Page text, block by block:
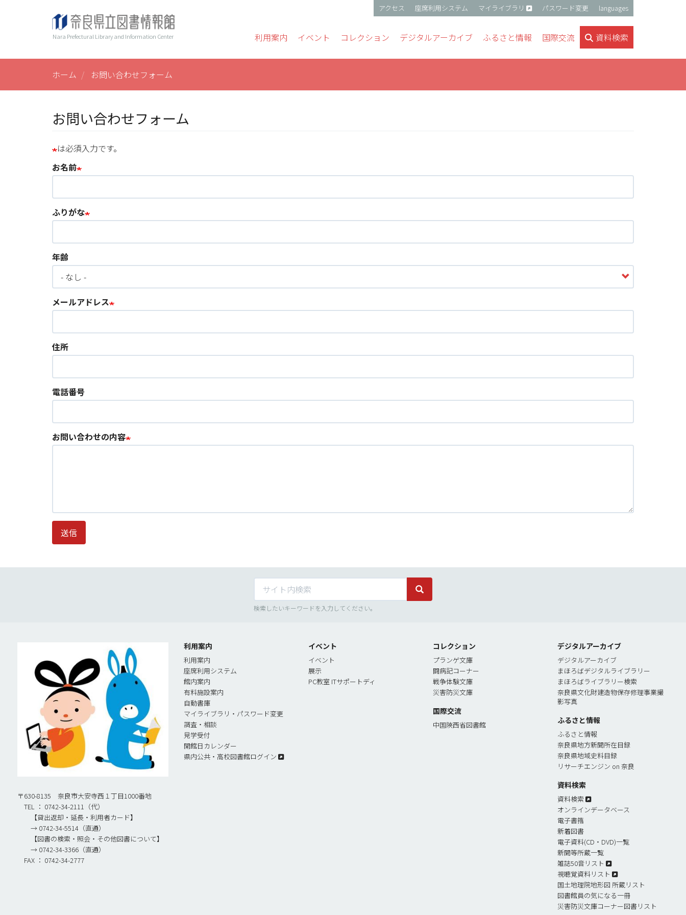
テ
Nara Prefectural Library and Information Center
ー
アクセス 座席利用システム マイライブラリ パスワード変更 languages
navigation利用案内 イベント コレクション デジタルアーカイブ ふるさと情報 国際交流 資料検索
ホーム お問い合わせフォーム
お問い合わせフォーム
は必須入力です。
お名前
ふりがな
年齢
メールアドレス
住所
電話番号
お問い合わせの内容
送信
サイト内検索 サイト内検索
検索したいキーワードを入力してください。
利用案内
利用案内
座席利用システム
館内案内
有料施設案内
自動書庫
マイライブラリ・パスワード変更
調査・相談
見学受付
開館日カレンダー
県内公共・高校図書館ログイン
イベント
イベント
展示
PC教室 ITサポートディ
コレクション
プランゲ文庫
闘病記コーナー
戦争体験文庫
災害防災文庫
国際交流
中国陝西省図書館
デジタルアーカイブ
デジタルアーカイブ
まほろばデジタルライブラリー
まほろばライブラリー検索
奈良県文化財建造物保存修理事業撮
影写真
ふるさと情報
ふるさと情報
奈良県地方新聞所在目録
奈良県地域史料目録
リサーチエンジン on 奈良
資料検索
資料検索
オンラインデータベース
電子書簎
新着図書
電子資料(CD・DVD)一覧
新聞等所蔵一覧
雑誌50音リスト
視聴覚資料リスト
国土地理院地形図 所蔵リスト
図書館員の気になる一冊
災害防災文庫コーナー図書リスト
〒630-8135 奈良市大安寺西１丁目1000番地
TEL ： 0742-34-2111（代）
【貸出返却・延長・利用者カード】
→ 0742-34-5514（直通）
【図書の検索・照会・その他図書について】
→ 0742-34-3366（直通）
FAX ： 0742-34-2777